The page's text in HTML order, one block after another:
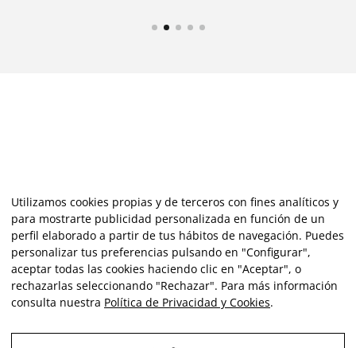
Utilizamos cookies propias y de terceros con fines analíticos y
para mostrarte publicidad personalizada en función de un
perfil elaborado a partir de tus hábitos de navegación. Puedes
personalizar tus preferencias pulsando en "Configurar",
aceptar todas las cookies haciendo clic en "Aceptar", o
rechazarlas seleccionando "Rechazar". Para más información
consulta nuestra Política de Privacidad y Cookies.